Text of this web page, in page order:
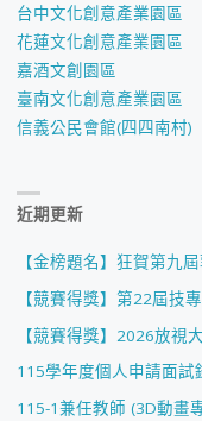
台中文化創意產業園區
花蓮文化創意產業園區
嘉酒文創園區
臺南文化創意產業園區
信義公民會館(四四南村)
近期更新
【金榜題名】狂賀第九
【競賽得獎】第22屆技
【競賽得獎】2026放視
115學年度個人申請面試
115-1兼任教師 (3D動畫